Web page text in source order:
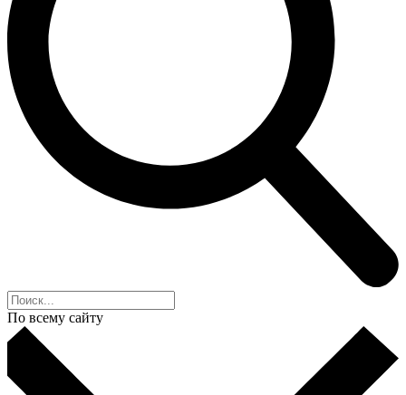
По всему сайту